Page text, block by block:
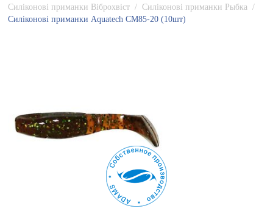
Силіконові приманки Віброхвіст / Силіконові приманки Рыбка
/
Силіконові приманки Aquatech СМ85-20 (10шт)